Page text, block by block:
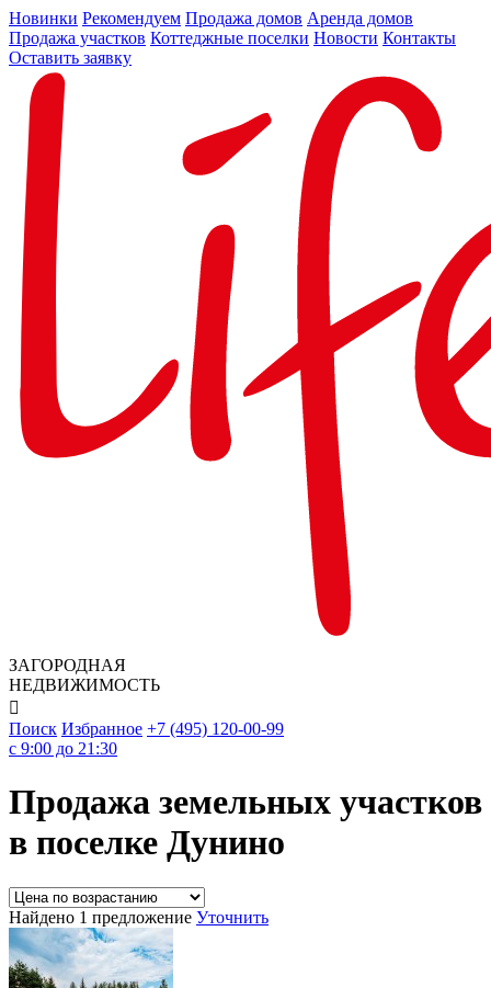
Новинки Рекомендуем Продажа домов Аренда домов
Продажа участков Коттеджные поселки Новости Контакты
Оставить заявку
ЗАГОРОДНАЯ
НЕДВИЖИМОСТЬ

Поиск Избранное +7 (495) 120-00-99
c 9:00 до 21:30
Продажа земельных участков
в поселке Дунино
Найдено 1 предложение Уточнить